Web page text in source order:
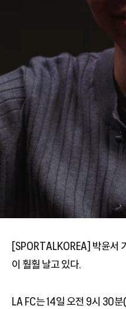
[SPORTALKOREA] 박윤서
이 훨훨 날고 있다.
LA FC는 14일 오전 9시 30